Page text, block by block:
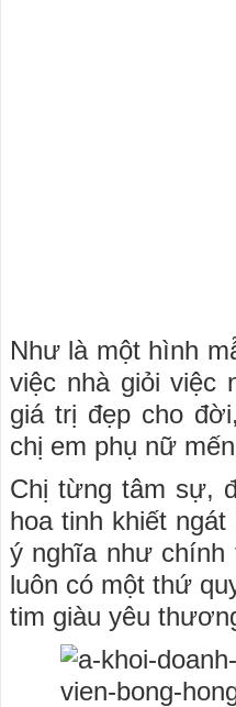
Như là một hình
việc nhà giỏi việc
giá trị đẹp cho
chị em phụ nữ
Chị từng tâm sự,
hoa tinh khiết
ý nghĩa như chính
luôn có một thứ
tim giàu yêu